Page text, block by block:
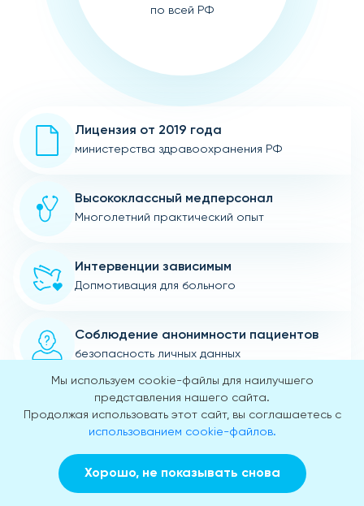
по всей РФ
Лицензия от 2019 года
министерства здравоохранения РФ
Высококлассный медперсонал
Многолетний практический опыт
Интервенции зависимым
Допмотивация для больного
Соблюдение анонимности пациентов
безопасность личных данных
Приятная атмосфера
Тактичный медперсонал
Экспертный подход
к оказанию помощи пациентам
Мы используем cookie-файлы для наилучшего
представления нашего сайта.
Продолжая использовать этот сайт, вы соглашаетесь с
использованием cookie-файлов.
Хорошо, не показывать снова
Заказать звонок Вызвать врача на дом